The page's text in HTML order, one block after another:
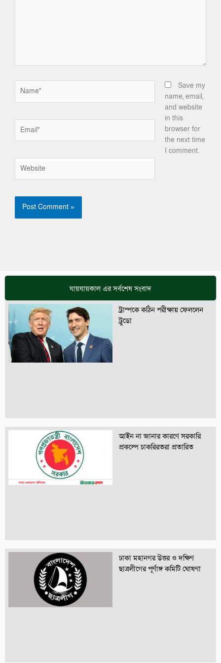
Save my
name, email,
and website
in this
browser for
the next time
I comment.
যায়যায়কাল এর সর্বশেষ সংবাদ
ট্রাম্পকে কঠিন পরীক্ষায় ফেললেন
ট্রুডো
আইন না জানার কারণে সরকারি
প্রকল্পে চাকরিরতরা প্রতারিত
ঢাকা মহানগর উত্তর ও দক্ষিণ
ছাত্রলীগের পূর্ণাঙ্গ কমিটি ঘোষণা